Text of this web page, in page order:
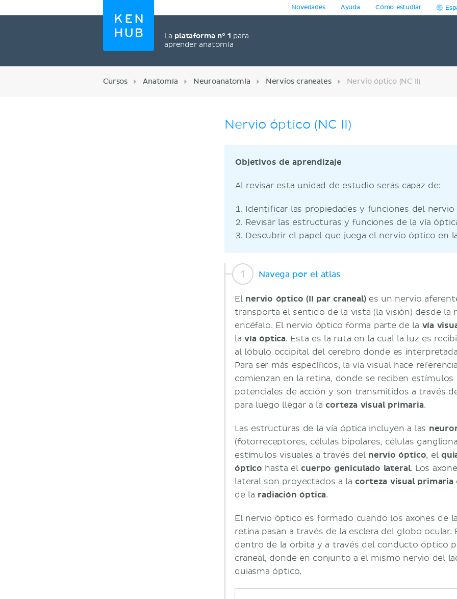
La plataforma nº 1 para
aprender anatomía
Novedades Ayuda Cómo estudiar
Cursos Anatomía Neuroanatomía Nervios craneales Nervio óptico (NC II)
Nervio óptico (NC II)
Objetivos de aprendizaje
Al revisar esta unidad de estudio serás capaz de:
Identificar las propiedades y funciones del
Revisar las estructuras y funciones de la vía
Descubrir el papel que juega el nervio óptico en
Navega por el atlas
El nervio óptico (II par craneal)es un nervio
transporta el sentido de la vista (la visión) desde la
encéfalo. El nervio óptico forma parte de la vía
lavía óptica. Esta es la ruta en la cual la luz es
al lóbulo occipital del cerebro donde es
Para ser más específicos, la vía visual hace
comienzan en la retina, donde se reciben
potenciales de acción y son transmitidos a través
para luego llegar a lacorteza visual primaria.
Las estructuras de la vía óptica incluyen a las
(fotorreceptores, células bipolares, células
estímulos visuales a través del nervio óptico, el
óptico hasta elcuerpo geniculado lateral. Los
lateral son proyectados a lacorteza visual primaria
de la radiación óptica.
El nervio óptico es formado cuando los axones de
retina pasan a través de la esclera del globo
dentro de la órbita y a través del conducto óptico
craneal, donde en conjunto a el mismo nervio del
quiasma óptico.